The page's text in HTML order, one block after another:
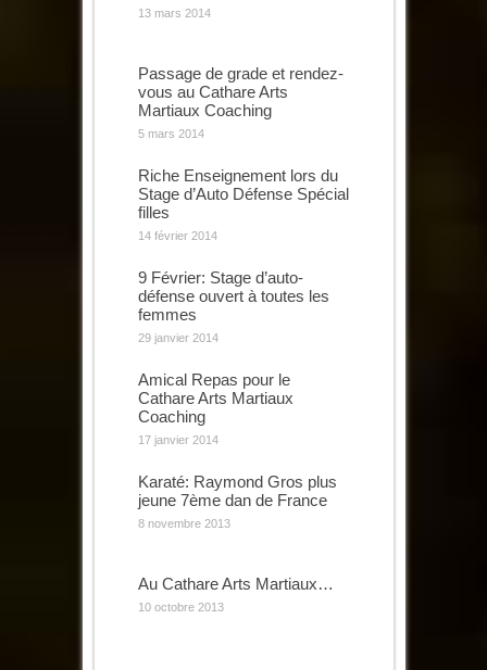
13 mars 2014
Passage de grade et rendez-
vous au Cathare Arts
Martiaux Coaching
5 mars 2014
Riche Enseignement lors du
Stage d’Auto Défense Spécial
filles
14 février 2014
9 Février: Stage d’auto-
défense ouvert à toutes les
femmes
29 janvier 2014
Amical Repas pour le
Cathare Arts Martiaux
Coaching
17 janvier 2014
Karaté: Raymond Gros plus
jeune 7ème dan de France
8 novembre 2013
Au Cathare Arts Martiaux…
10 octobre 2013